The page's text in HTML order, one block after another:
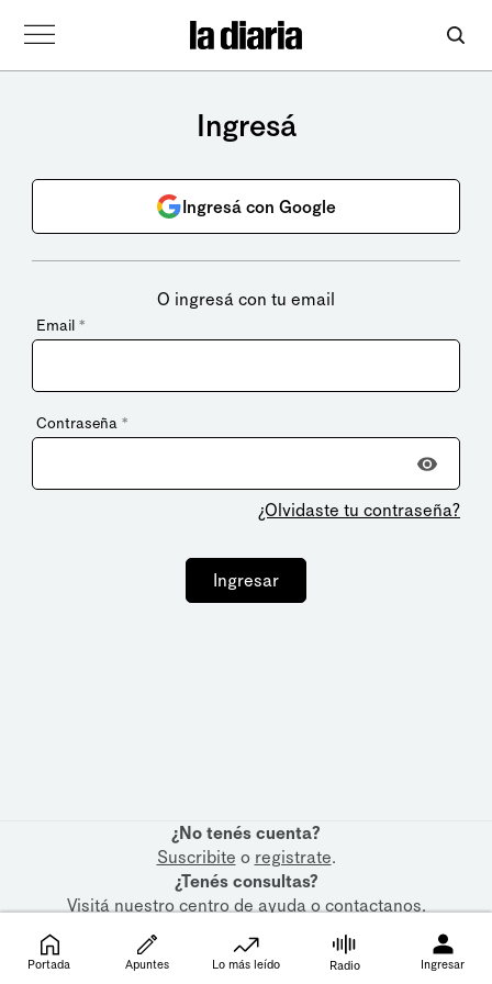
Ingresá
Ingresá con Google
O ingresá con tu email
Email *
Contraseña *
¿Olvidaste tu contraseña?
Ingresar
¿No tenés cuenta?
Suscribite o registrate.
¿Tenés consultas?
Visitá nuestrocentro de ayudaocontactanos.
Portada Apuntes Lo más leído Radio Ingresar